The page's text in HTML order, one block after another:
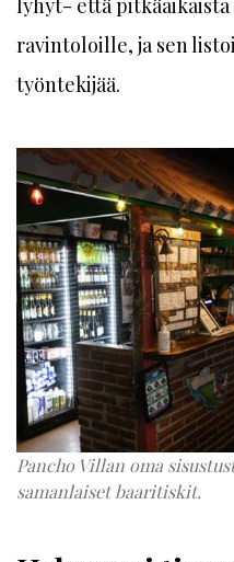
ravintoloille, ja sen
työntekijää.
Pancho Villan oma
samanlaiset baaritiskit.